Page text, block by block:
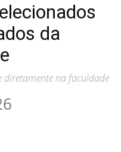
da
diretamente na faculdade